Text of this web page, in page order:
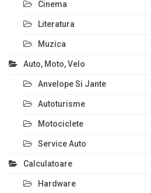
Cinema
Literatura
Muzica
Auto, Moto, Velo
Anvelope Si Jante
Autoturisme
Motociclete
Service Auto
Calculatoare
Hardware